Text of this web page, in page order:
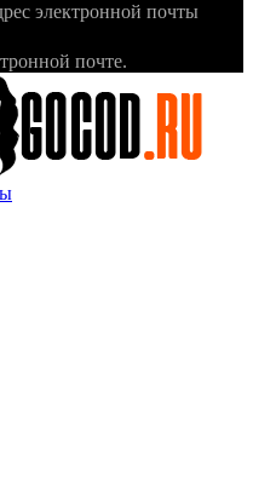
электронной почты
почте.